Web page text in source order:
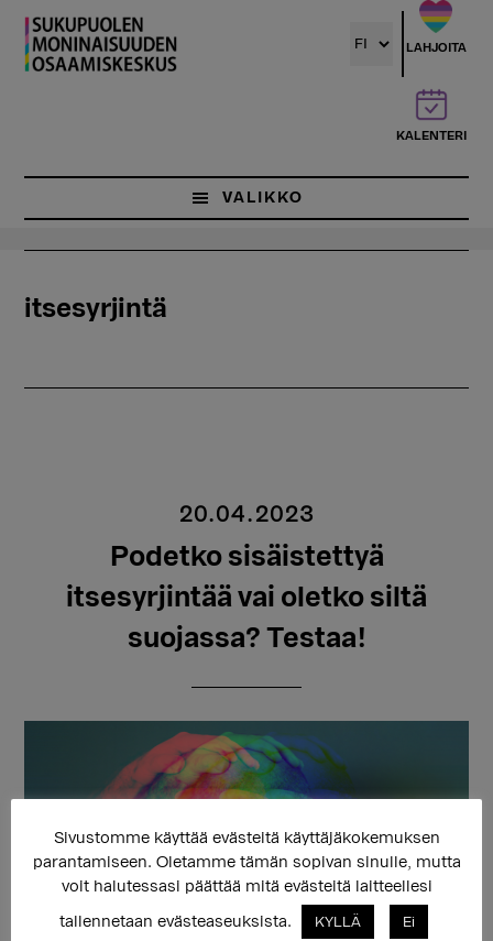
Hyppää
pääsisältöön
LAHJOITA
KALENTERI
VALIKKO
itsesyrjintä
20.04.2023
Podetko sisäistettyä
itsesyrjintää vai oletko siltä
suojassa? Testaa!
Sivustomme käyttää evästeitä käyttäjäkokemuksen
parantamiseen. Oletamme tämän sopivan sinulle, mutta
voit halutessasi päättää mitä evästeitä laitteellesi
tallennetaan evästeaseuksista. KYLLÄ Ei